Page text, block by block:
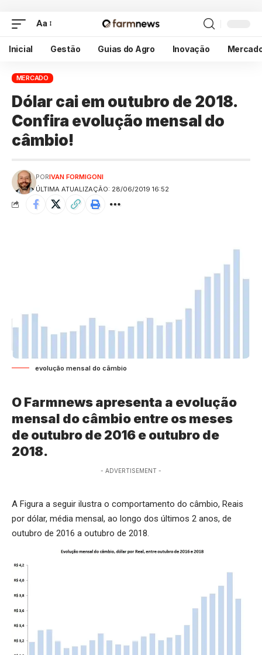
Aa
Inicial Gestão Guias do Agro Inovação
MERCADO
Dólar cai em outubro de 2018.
Confira evolução mensal do
câmbio!
ÚLTIMA ATUALIZAÇÃO: 28/06/2019 16:52
PORIVAN FORMIGONI
evolução mensal do câmbio
O Farmnews apresenta a evolução
mensal do câmbio entre os meses
de outubro de 2016 e outubro de
2018.
- ADVERTISEMENT -
A Figura a seguir ilustra o comportamento do câmbio, Reais
por dólar, média mensal, ao longo dos últimos 2 anos, de
outubro de 2016 a outubro de 2018.